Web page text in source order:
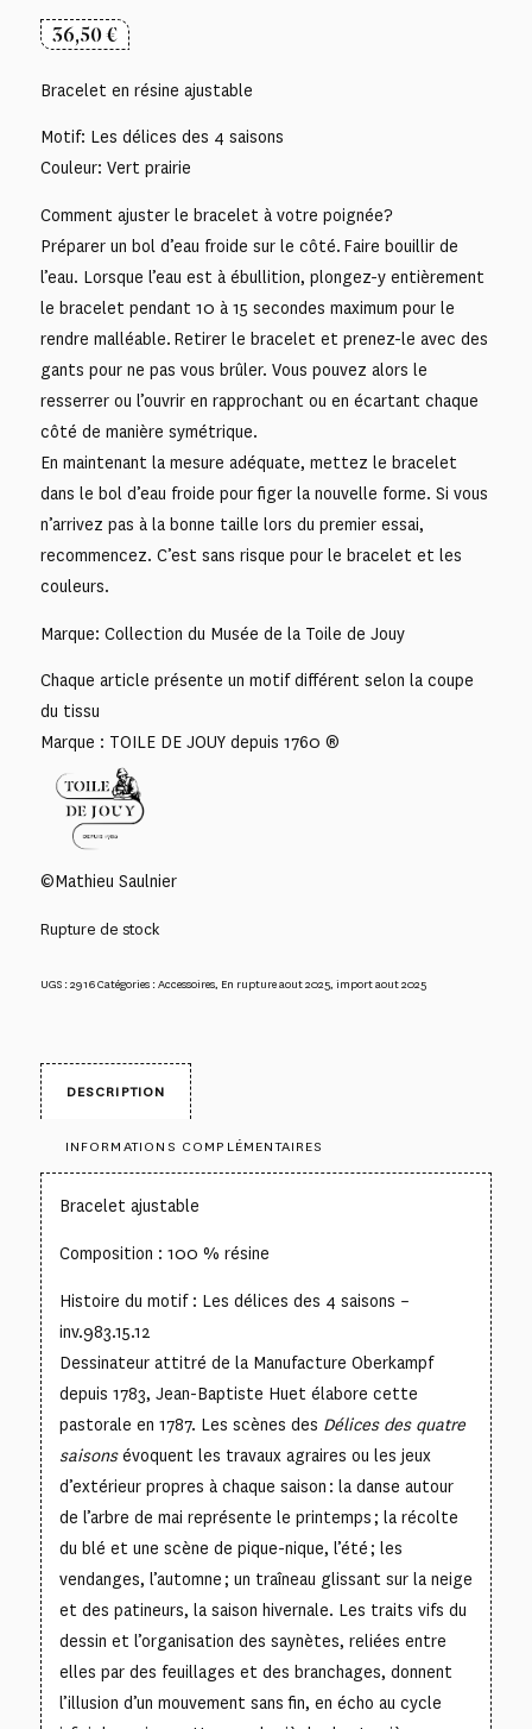
36,50€
Bracelet en résine ajustable
Motif: Les délices des 4 saisons
Couleur: Vert prairie
Comment ajuster le bracelet à votre poignée?
Préparer un bol d’eau froide sur le côté. Faire bouillir de
l’eau. Lorsque l’eau est à ébullition, plongez-y entièrement
le bracelet pendant 10 à 15 secondes maximum pour le
rendre malléable. Retirer le bracelet et prenez-le avec des
gants pour ne pas vous brûler. Vous pouvez alors le
resserrer ou l’ouvrir en rapprochant ou en écartant chaque
côté de manière symétrique.
En maintenant la mesure adéquate, mettez le bracelet
dans le bol d’eau froide pour figer la nouvelle forme. Si vous
n’arrivez pas à la bonne taille lors du premier essai,
recommencez. C’est sans risque pour le bracelet et les
couleurs.
Marque: Collection du Musée de la Toile de Jouy
Chaque article présente un motif différent selon la coupe
du tissu
Marque : TOILE DE JOUY depuis 1760 ®
©Mathieu Saulnier
Rupture de stock
UGS :2916Catégories :Accessoires, En rupture aout 2025, import aout 2025
DESCRIPTION
INFORMATIONS COMPLÉMENTAIRES
Bracelet ajustable
Composition : 100 % résine
Histoire du motif : Les délices des 4 saisons –
inv.983.15.12
Dessinateur attitré de la Manufacture Oberkampf
depuis 1783, Jean-Baptiste Huet élabore cette
pastorale en 1787. Les scènes des Délices des quatre
saisonsévoquent les travaux agraires ou les jeux
d’extérieur propres à chaque saison : la danse autour
de l’arbre de mai représente le printemps ; la récolte
du blé et une scène de pique-nique, l’été ; les
vendanges, l’automne ; un traîneau glissant sur la neige
et des patineurs, la saison hivernale. Les traits vifs du
dessin et l’organisation des saynètes, reliées entre
elles par des feuillages et des branchages, donnent
l’illusion d’un mouvement sans fin, en écho au cycle